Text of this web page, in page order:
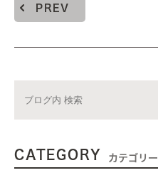
PREV
CATEGORY カテゴリー